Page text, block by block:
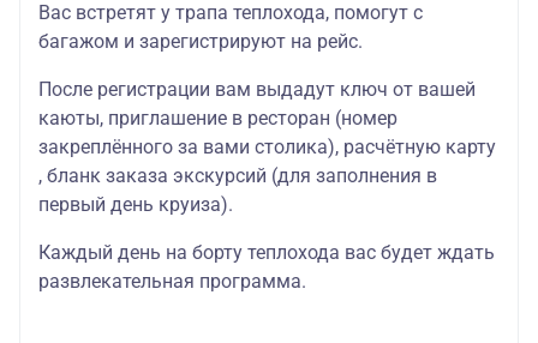
Вас встретят у трапа теплохода, помогут с
багажом и зарегистрируют на рейс.
После регистрации вам выдадут ключ от вашей
каюты, приглашение в ресторан (номер
закреплённого за вами столика), расчётную карту
, бланк заказа экскурсий (для заполнения в
первый день круиза).
Каждый день на борту теплохода вас будет ждать
развлекательная программа.